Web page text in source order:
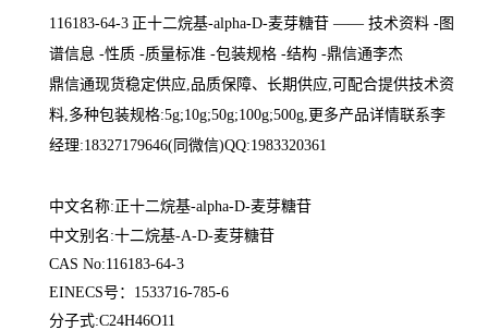
116183-64-3 正十二烷基-alpha-D-麦芽糖苷 —— 技术资料 -图
谱信息 -性质 -质量标准 -包装规格 -结构 -鼎信通李杰
鼎信通现货稳定供应,品质保障、长期供应,可配合提供技术资
料,多种包装规格:5g;10g;50g;100g;500g,更多产品详情联系李
经理:18327179646(同微信)QQ:1983320361
中文名称:正十二烷基-alpha-D-麦芽糖苷
中文别名:十二烷基-A-D-麦芽糖苷
CAS No:116183-64-3
EINECS号：1533716-785-6
分子式:C24H46O11